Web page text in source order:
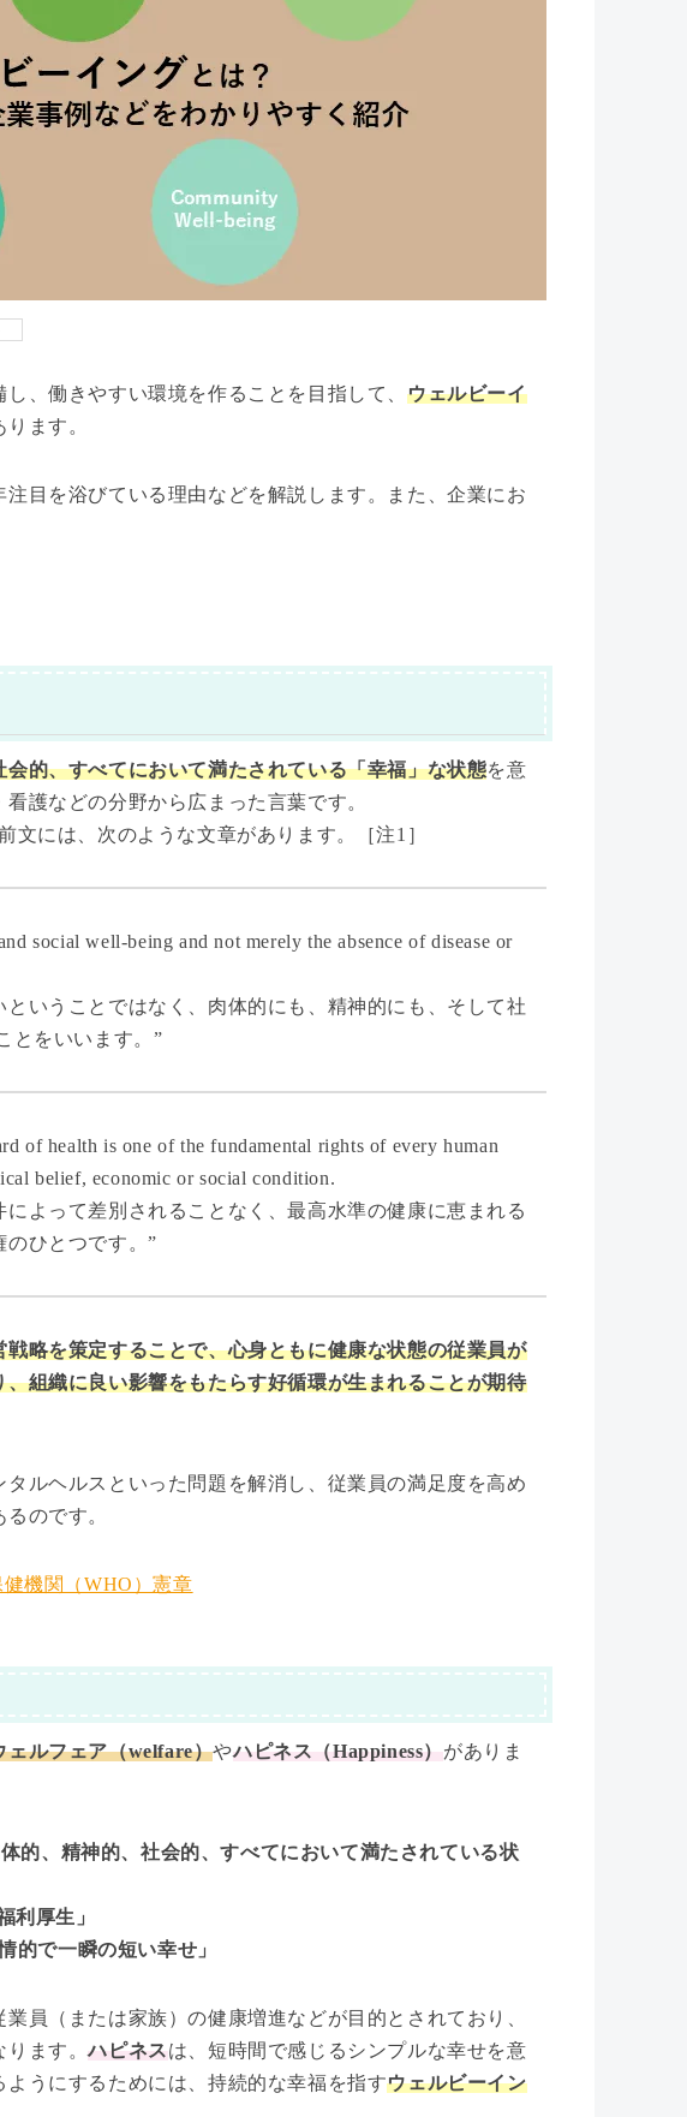
、働きやすい環境を作ることを目指して、ウェルビーイ
ます。
目を浴びている理由などを解説します。また、企業にお
会的、すべてにおいて満たされている「幸福」な状態を意
護などの分野から広まった言葉です。
には、次のような文章があります。［注1］
social well-being and not merely the absence of disease or
いうことではなく、肉体的にも、精神的にも、そして社
とをいいます。”
of health is one of the fundamental rights of every human
belief, economic or social condition.
よって差別されることなく、最高水準の健康に恵まれる
のひとつです。”
略を策定することで、心身ともに健康な状態の従業員が
組織に良い影響をもたらす好循環が生まれることが期待
ルヘルスといった問題を解消し、従業員の満足度を高め
のです。
健機関（WHO）憲章
ェルフェア（welfare）やハピネス（Happiness） がありま
体的、精神的、社会的、すべてにおいて満たされている状
利厚生」
的で一瞬の短い幸せ」
員（または家族）の健康増進などが目的とされており、
ります。ハピネスは、短時間で感じるシンプルな幸せを意
うにするためには、持続的な幸福を指すウェルビーイン